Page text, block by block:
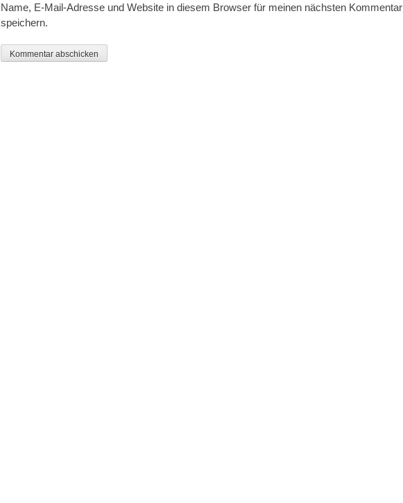
Name, E-Mail-Adresse und Website in diesem Browser für meinen nächsten Kommentar
speichern.